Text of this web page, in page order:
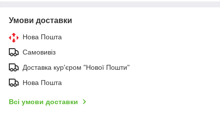
Умови доставки
Нова Пошта
Самовивіз
Доставка кур'єром "Нової Пошти"
Нова Пошта
Всі умови доставки